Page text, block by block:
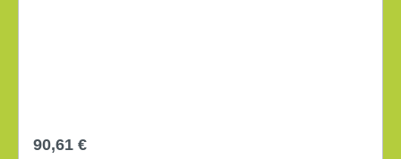
Regulärer Preis:
90,61 €